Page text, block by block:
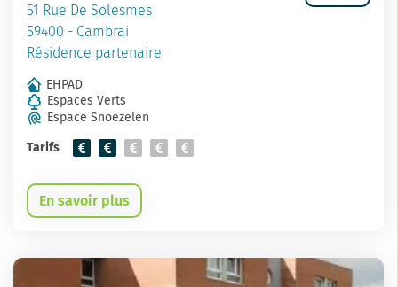
51 Rue De Solesmes
59400 - Cambrai
Résidence partenaire
EHPAD
Espaces Verts
Espace Snoezelen
Tarifs
En savoir plus